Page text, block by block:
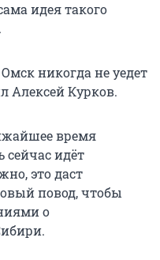
идея такого
никогда не уедет
Алексей Курков.
время
сейчас идёт
это даст
повод, чтобы
о